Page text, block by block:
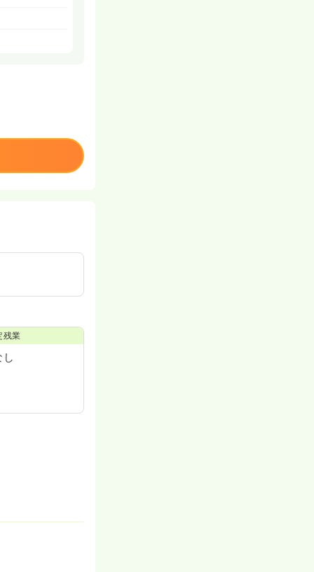
残業
し